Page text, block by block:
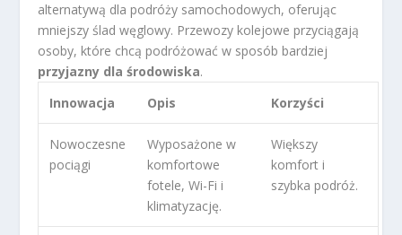
alternatywą dla podróży samochodowych, oferując
mniejszy ślad węglowy. Przewozy kolejowe przyciągają
osoby, które chcą podróżować w sposób bardziej
przyjazny dla środowiska.
Innowacja
Opis Korzyści
Nowoczesne
pociągi
Wyposażone w
komfortowe
fotele, Wi-Fi i
klimatyzację.
Większy
komfort i
szybka podróż.